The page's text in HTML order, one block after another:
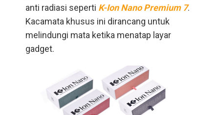
anti radiasi seperti K-Ion Nano Premium 7.
Kacamata khusus ini dirancang untuk
melindungi mata ketika menatap layar
gadget.